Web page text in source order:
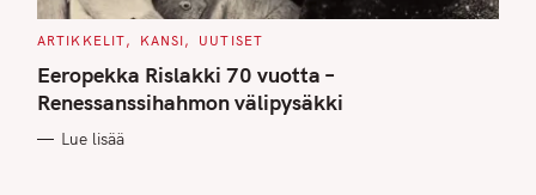
C
T
E
G
O
I
ARTIKKELIT KANSI UUTISET
Eeropekka Rislakki 70 vuotta –
Renessanssihahmon välipysäkki
Lue lisää